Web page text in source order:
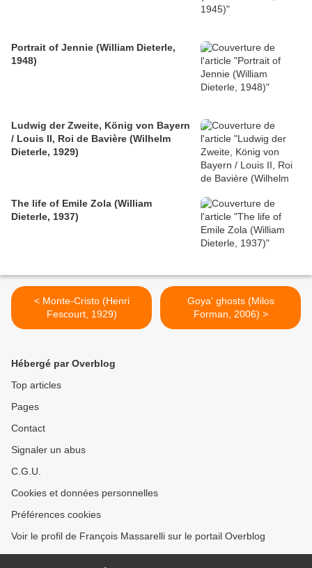
Portrait of Jennie (William Dieterle,
1948)
Ludwig der Zweite, König von Bayern
/ Louis II, Roi de Bavière (Wilhelm
Dieterle, 1929)
The life of Emile Zola (William
Dieterle, 1937)
< Monte-Cristo (Henri
Fescourt, 1929)
Goya' ghosts (Milos
Forman, 2006) >
Hébergé par Overblog
Top articles
Pages
Contact
Signaler un abus
C.G.U.
Cookies et données personnelles
Préférences cookies
Voir le profil de François Massarelli sur le portail Overblog